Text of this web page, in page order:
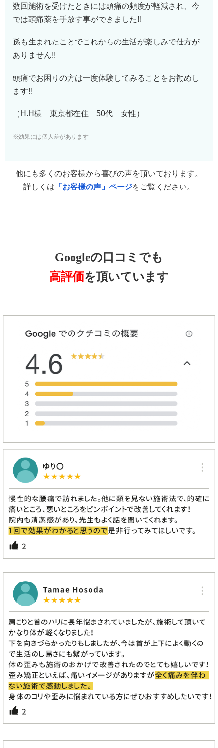
数回施術を受けたときには頭痛の頻度が軽減され、今
では頭痛薬を手放す事ができました‼︎
孫も生まれたことでこれからの生活が楽しみで仕方が
ありません‼︎
頭痛でお困りの方は一度体験してみることをお勧めし
ます‼︎
（H.H様 東京都在住 50代 女性）
※効果には個人差があります
他にも多くのお客様から喜びの声を頂いております。
詳しくは 「お客様の声」ページをご覧ください。
Googleの口コミでも
高評価を頂いています